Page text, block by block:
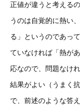
正値が違うと考える
うのは自覚的に熱い
る」というのであっ
ていなければ「熱が
応なので、問題なけ
結果がよい（うまく
で、前述のような答